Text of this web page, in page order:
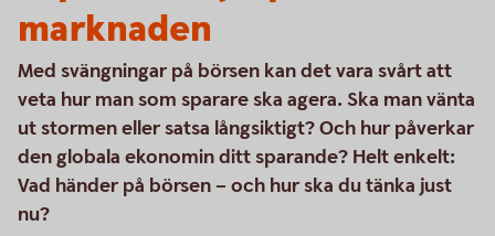
marknaden
Med svängningar på börsen kan det vara svårt att
veta hur man som sparare ska agera. Ska man vänta
ut stormen eller satsa långsiktigt? Och hur påverkar
den globala ekonomin ditt sparande? Helt enkelt:
Vad händer på börsen – och hur ska du tänka just
nu?